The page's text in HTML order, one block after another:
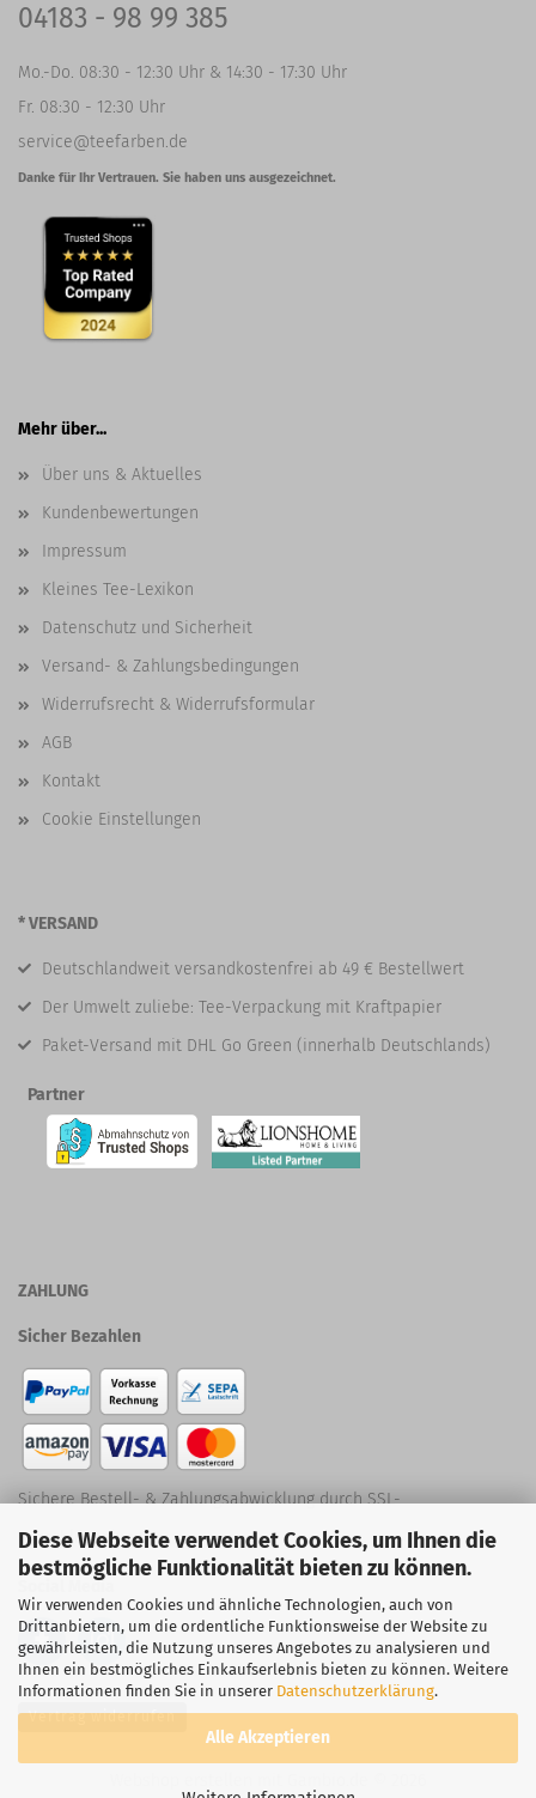
Diese Webseite verwendet Cookies, um Ihnen die
bestmögliche Funktionalität bieten zu können.
Wir verwenden Cookies und ähnliche Technologien, auch von
Drittanbietern, um die ordentliche Funktionsweise der Website zu
gewährleisten, die Nutzung unseres Angebotes zu analysieren und
Ihnen ein bestmögliches Einkaufserlebnis bieten zu können. Weitere
Informationen finden Sie in unserer Datenschutzerklärung.
Alle Akzeptieren
04183 - 98 99 385
Mo.-Do. 08:30 - 12:30 Uhr & 14:30 - 17:30 Uhr
Fr. 08:30 - 12:30 Uhr
service@teefarben.de
Danke für Ihr Vertrauen. Sie haben uns ausgezeichnet.
Mehr über...
Über uns & Aktuelles
Kundenbewertungen
Impressum
Kleines Tee-Lexikon
Datenschutz und Sicherheit
Versand- & Zahlungsbedingungen
Widerrufsrecht & Widerrufsformular
AGB
Kontakt
Cookie Einstellungen
* VERSAND
Deutschlandweit versandkostenfrei ab 49 € Bestellwert
Der Umwelt zuliebe: Tee-Verpackung mit Kraftpapier
Paket-Versand mit DHL Go Green (innerhalb Deutschlands)
Partner
ZAHLUNG
Sicher Bezahlen
Sichere Bestell- & Zahlungsabwicklung durch SSL-
Verschlüsselung
Social Media
Vertrag widerrufen